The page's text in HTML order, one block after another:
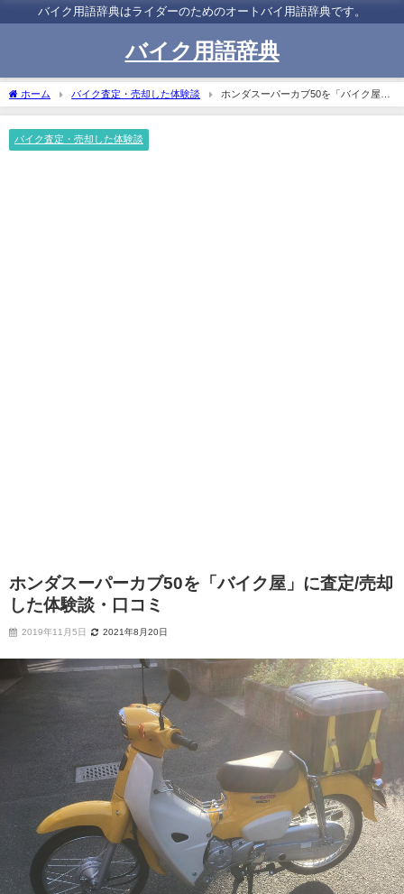
バイク用語辞典はライダーのためのオートバイ用語辞典です。
バイク用語辞典
ホーム バイク査定・売却した体験談
ホンダスーパーカブ50を「バイク屋」
に査定/売却した体験談・口コミ
バイク査定・売却した体験談
ホンダスーパーカブ50を「バイク屋」に査定/売却
した体験談・口コミ
2019年11月5日 2021年8月20日